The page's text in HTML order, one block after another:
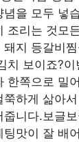
념을 모두 넣
조리는 것모
돼지 등갈비
치 보이죠?
한쪽으로 밀
쭉하게 삶아
줍니다.보글
팅맛이 잘 배